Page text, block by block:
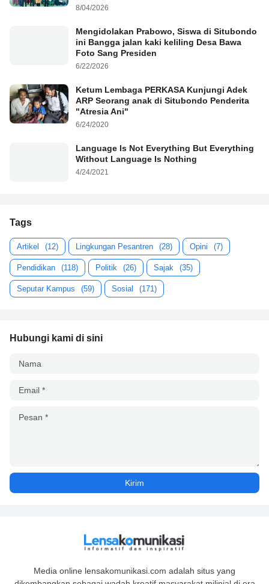
8/04/2026
Mengidolakan Prabowo, Siswa di Situbondo
ini Bangga jalan kaki keliling Desa Bawa
Foto Sang Presiden
6/22/2026
Ketum Lembaga PERKASA Kunjungi Adek
ARP Seorang anak di Situbondo Penderita
"Atresia Ani"
6/24/2020
Language Is Not Everything But Everything
Without Language Is Nothing
4/24/2021
Tags
Artikel (12) Lingkungan Pesantren (28) Opini (7)
Pendidikan (118) Politik (26) Sajak (35)
Seputar Kampus (59) Sosial (171)
Hubungi kami di sini
Media online lensakomunikasi.com adalah situs yang